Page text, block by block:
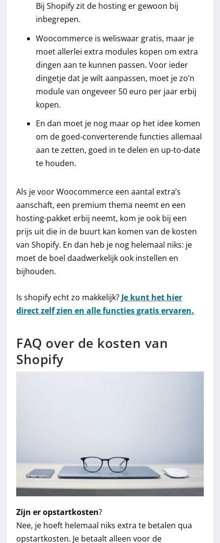
Bij Shopify zit de hosting er gewoon bij
inbegrepen.
Woocommerce is weliswaar gratis, maar je
moet allerlei extra modules kopen om extra
dingen aan te kunnen passen. Voor ieder
dingetje dat je wilt aanpassen, moet je zo’n
module van ongeveer 50 euro per jaar erbij
kopen.
En dan moet je nog maar op het idee komen
om de goed-converterende functies allemaal
aan te zetten, goed in te delen en up-to-date
te houden.
Als je voor Woocommerce een aantal extra’s
aanschaft, een premium thema neemt en een
hosting-pakket erbij neemt, kom je ook bij een
prijs uit die in de buurt kan komen van de kosten
van Shopify. En dan heb je nog helemaal niks: je
moet de boel daadwerkelijk ook instellen en
bijhouden.
Is shopify echt zo makkelijk? Je kunt het hier
direct zelf zien en alle functies gratis ervaren.
FAQ over de kosten van
Shopify
Zijn er opstartkosten?
Nee, je hoeft helemaal niks extra te betalen qua
opstartkosten. Je betaalt alleen voor de